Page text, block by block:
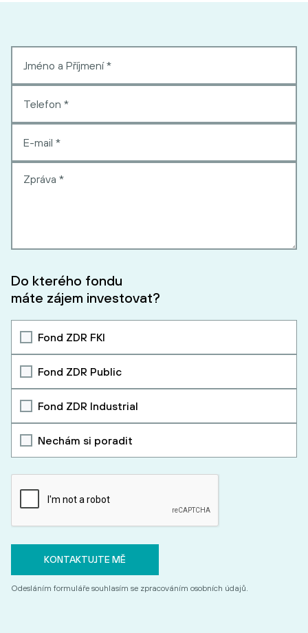
Do kterého fondu
máte zájem investovat?
Fond ZDR FKI
Fond ZDR Public
Fond ZDR Industrial
Nechám si poradit
Odesláním formuláře souhlasím se zpracováním osobních údajů.